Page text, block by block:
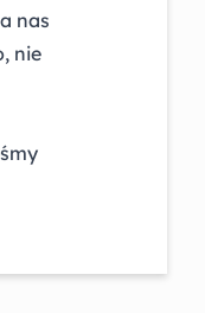
nas
nie